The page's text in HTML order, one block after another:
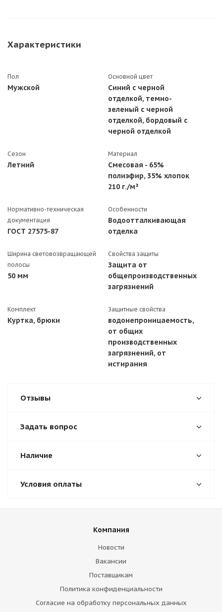
Характеристики
Пол
Мужской
Основной цвет
Синий с черной
отделкой, темно-
зеленый с черной
отделкой, бордовый с
черной отделкой
Сезон
Летний
Материал
Смесовая - 65%
полиэфир, 35% хлопок
210 г./м²
Нормативно-техническая
документация
ГОСТ 27575-87
Особенности
Водоотталкивающая
отделка
Ширина световозвращающей
полосы
50 мм
Свойства защиты
Защита от
общепроизводственных
загрязнений
Комплект
Куртка, брюки
Защитные свойства
водонепроницаемость,
от общих
производственных
загрязнений, от
истирания
Отзывы
Задать вопрос
Наличие
Условия оплаты
Компания
Новости
Вакансии
Поставщикам
Политика конфиденциальности
Согласие на обработку персональных данных